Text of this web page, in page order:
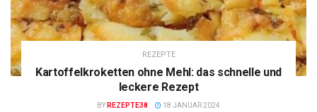
REZEPTE
Kartoffelkroketten ohne Mehl: das schnelle und
leckere Rezept
BY REZEPTE38 18 JANUAR 2024